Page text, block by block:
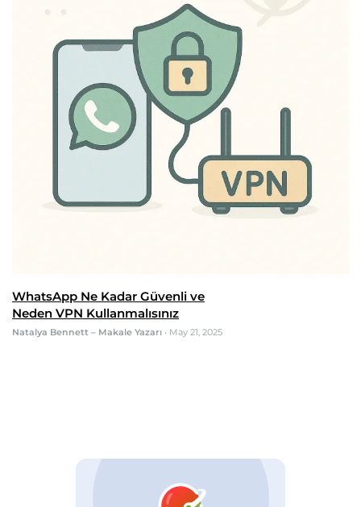
WhatsApp Ne Kadar Güvenli ve
Neden VPN Kullanmalısınız
Natalya Bennett – Makale Yazarı • May 21, 2025